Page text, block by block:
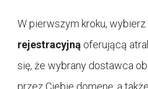
W pierwszym kroku,
rejestracyjną oferującą
się, że wybrany dostawca
przez Ciebie domenę, a